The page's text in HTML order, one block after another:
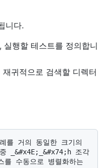
니다.
실행할 테스트를 정의합니
귀적으로 검색할 디렉터
_&#x4E;_&#x74;h 조각
를 수동으로 병렬화하는